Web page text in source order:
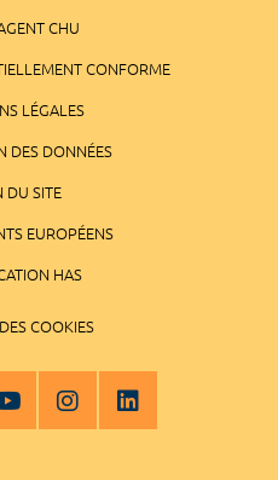
CHU
CONFORME
LÉGALES
DES DONNÉES
DU SITE
EUROPÉENS
HAS
COOKIES